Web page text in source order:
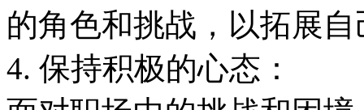
的角色和挑战，以拓展
4. 保持积极的心态：